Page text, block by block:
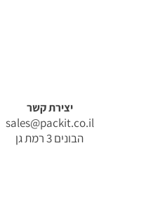
יצירת קשר
sales@packit.co.il
הבונים 3 רמת גן